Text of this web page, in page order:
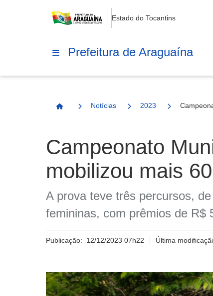
Estado do Tocantins
Prefeitura de Araguaína
Página Inicial
Notícias 2023
Campeonato
mobilizou mais
A prova teve três percursos,
femininas, com prêmios de R$
Publicação: 12/12/2023 07h22 Última